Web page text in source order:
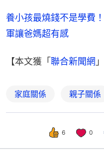
養小孩最燒錢不是學費
軍讓爸媽超有感
【本文獲「 聯合新聞網
家庭關係 親子關係
6 0